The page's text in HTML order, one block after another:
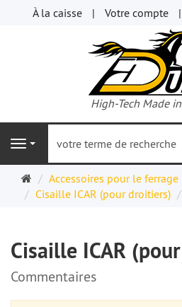
À la caisse Votre compte
High-Tech Made
Navigation
Page
d'accueil
Accessoires pour le ferrage
Cisaille ICAR (pour droitiers)
Cisaille ICAR
Commentaires